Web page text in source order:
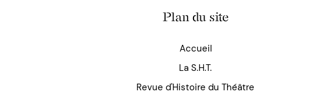
Plan du site
Accueil
La S.H.T.
Revue d'Histoire du Théâtre